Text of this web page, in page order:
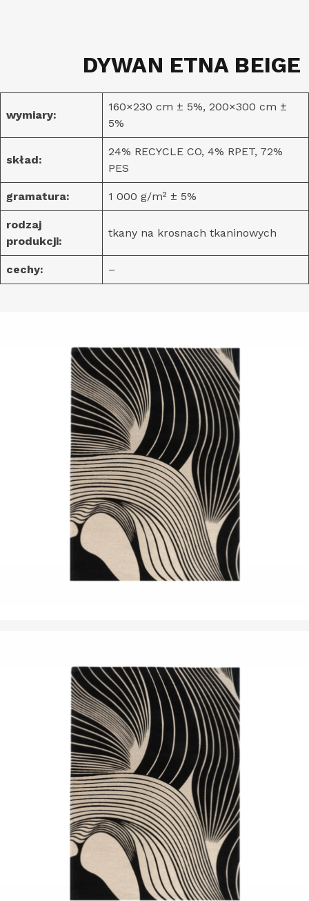
DYWAN ETNA BEIGE
wymiary:
160×230 cm ± 5%, 200×300 cm ±
5%
skład:
24% RECYCLE CO, 4% RPET, 72%
PES
gramatura: 1 000 g/m² ± 5%
rodzaj
produkcji:
tkany na krosnach tkaninowych
cechy: –